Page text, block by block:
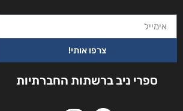
צרפו אותי!
ספרי ניב ברשתות החברתיות